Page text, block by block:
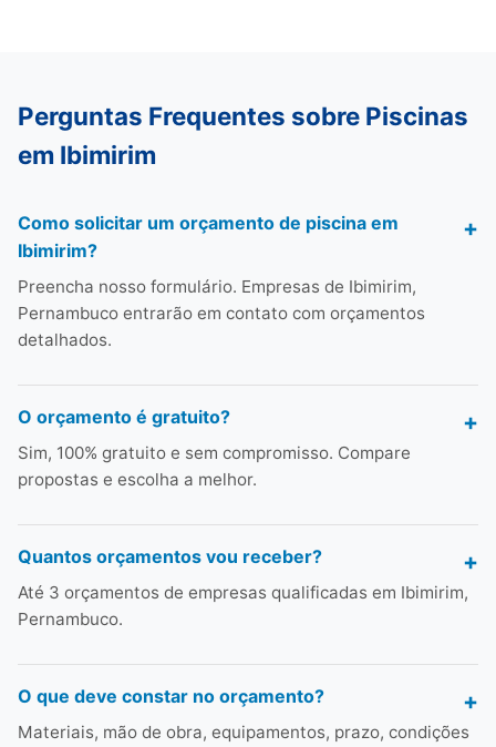
Perguntas Frequentes sobre Piscinas
em Ibimirim
Como solicitar um orçamento de piscina em
Ibimirim?
Preencha nosso formulário. Empresas de Ibimirim,
Pernambuco entrarão em contato com orçamentos
detalhados.
O orçamento é gratuito?
Sim, 100% gratuito e sem compromisso. Compare
propostas e escolha a melhor.
Quantos orçamentos vou receber?
Até 3 orçamentos de empresas qualificadas em Ibimirim,
Pernambuco.
O que deve constar no orçamento?
Materiais, mão de obra, equipamentos, prazo, condições